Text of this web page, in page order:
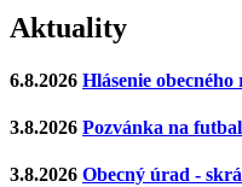
Aktuality
6.8.2026 Hlásenie obecného
3.8.2026 Pozvánka na futbal
3.8.2026 Obecný úrad -